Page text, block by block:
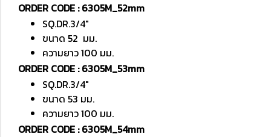
ORDER CODE : 6305M_52mm
SQ.DR.3/4"
ขนาด 52 มม.
ความยาว 100 มม.
ORDER CODE : 6305M_53mm
SQ.DR.3/4"
ขนาด 53 มม.
ความยาว 100 มม.
ORDER CODE : 6305M_54mm